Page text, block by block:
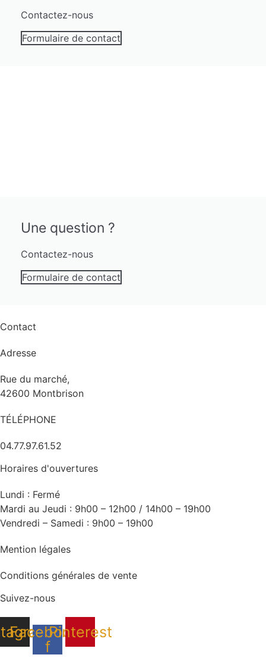
produitContactez-nous
Formulaire de contact
Une question ?
Contactez-nous
Formulaire de contact
Contact
Adresse
Rue du marché,
42600 Montbrison
TÉLÉPHONE
04.77.97.61.52
Horaires d'ouvertures
Lundi : Fermé
Mardi au Jeudi : 9h00 – 12h00 / 14h00 – 19h00
Vendredi – Samedi : 9h00 – 19h00
Mention légales
Conditions générales de vente
Suivez-nous
Facebook-
f
Pinterest